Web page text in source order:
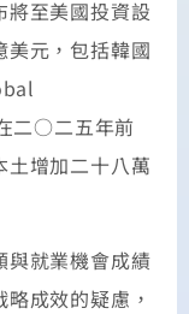
至美國投資設
美元，包括韓國
二○二五年前
土增加二十八萬
就業機會成績
成效的疑慮，